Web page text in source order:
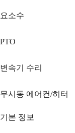
요소수
PTO
변속기 수리
무시동 에어컨/히터
기본 정보